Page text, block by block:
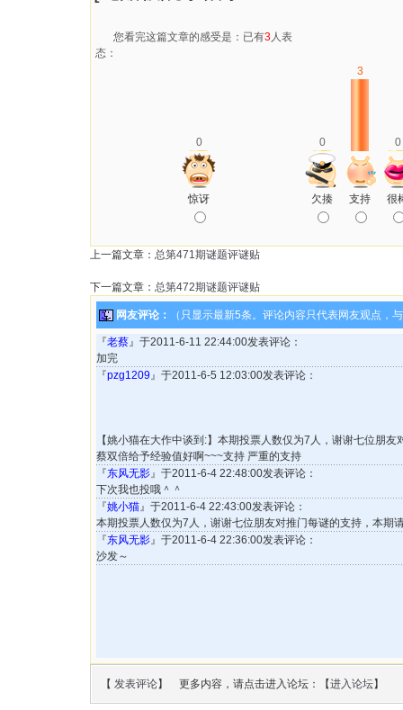
您看完这篇文章的感受是：已有3人表
态：
0 0
3
0
惊讶 欠揍 支持 很
上一篇文章： 总第471期谜题评谜贴
下一篇文章： 总第472期谜题评谜贴
网友评论： （只显示最新5条。评论内容只代表网友观点，
『老蔡』于2011-6-11 22:44:00发表评论：
加完
『pzg1209』于2011-6-5 12:03:00发表评论：
【姚小猫在大作中谈到:】本期投票人数仅为7人，谢谢七位朋
蔡双倍给予经验值好啊~~~支持 严重的支持
『东风无影』于2011-6-4 22:48:00发表评论：
下次我也投哦＾＾
『姚小猫』于2011-6-4 22:43:00发表评论：
本期投票人数仅为7人，谢谢七位朋友对推门每谜的支持，本期
『东风无影』于2011-6-4 22:36:00发表评论：
沙发～
【 发表评论】 更多内容，请点击进入论坛：【进入论坛】